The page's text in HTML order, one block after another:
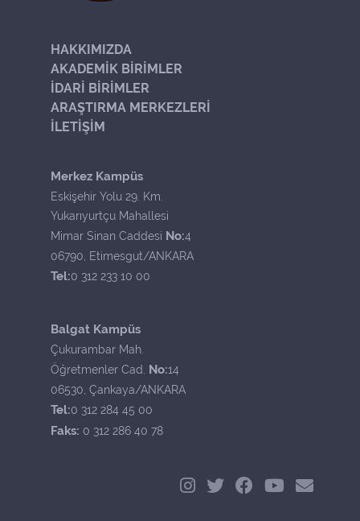
HAKKIMIZDA
AKADEMİK BİRİMLER
İDARİ BİRİMLER
ARAŞTIRMA MERKEZLERİ
İLETİŞİM
Merkez Kampüs
Eskişehir Yolu 29. Km.
Yukarıyurtçu Mahallesi
Mimar Sinan Caddesi No:4
06790, Etimesgut/ANKARA
Tel:0 312 233 10 00
Balgat Kampüs
Çukurambar Mah.
Öğretmenler Cad. No:14
06530, Çankaya/ANKARA
Tel:0 312 284 45 00
Faks: 0 312 286 40 78